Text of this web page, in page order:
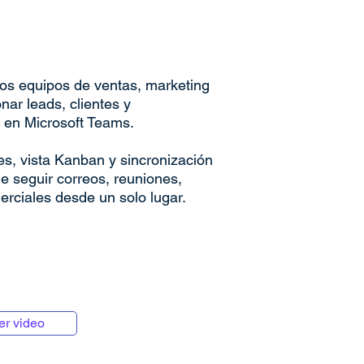
equipos de ventas, marketing
leads, clientes y
Microsoft Teams.
vista Kanban y sincronización
seguir correos, reuniones,
desde un solo lugar.
video